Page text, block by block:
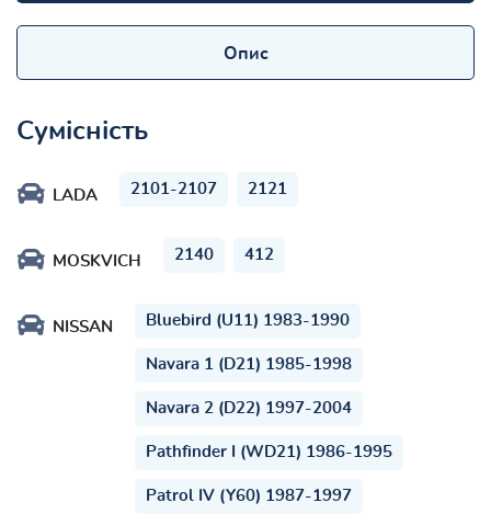
Опис
Сумісність
LADA 2101-2107 2121
MOSKVICH 2140 412
NISSAN Bluebird (U11) 1983-1990
Navara 1 (D21) 1985-1998
Navara 2 (D22) 1997-2004
Pathfinder I (WD21) 1986-1995
Patrol IV (Y60) 1987-1997